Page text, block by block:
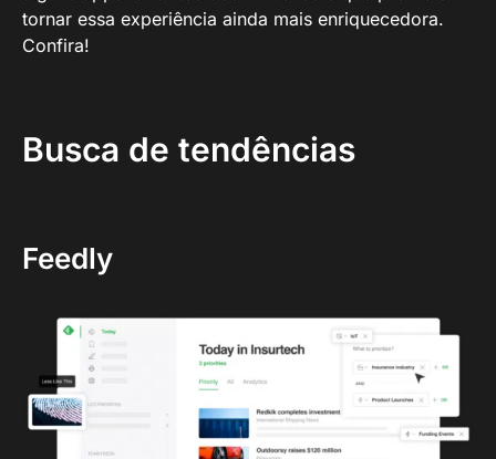
tornar essa experiência ainda mais enriquecedora.
Confira!
Busca de tendências
Feedly